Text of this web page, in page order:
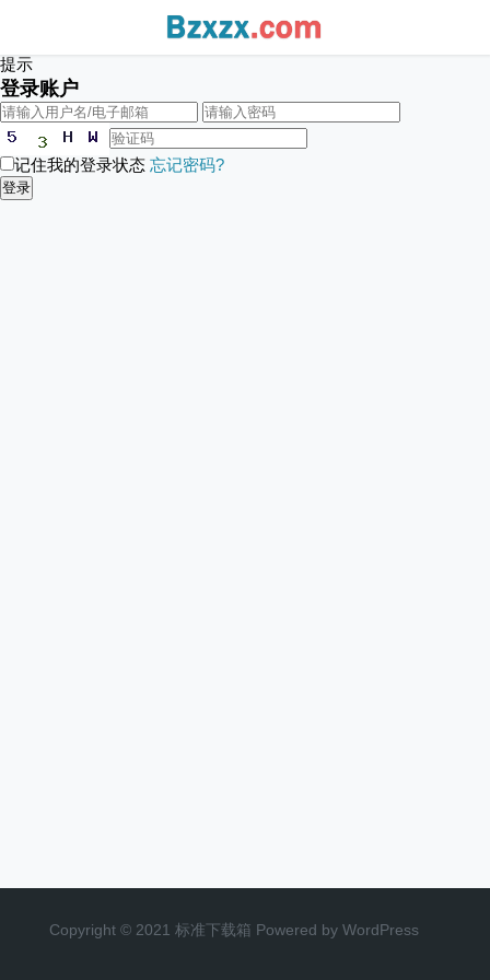
提示
登录账户
记住我的登录状态 忘记密码?
登录
Copyright © 2021 标准下载箱 Powered by WordPress